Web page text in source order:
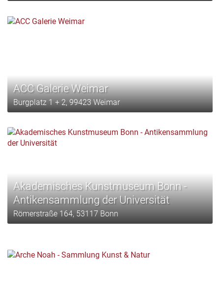
ACC Galerie Weimar
Burgplatz 1 + 2, 99423 Weimar
Akademisches Kunstmuseum Bonn -
Antikensammlung der Universität
Römerstraße 164, 53117 Bonn